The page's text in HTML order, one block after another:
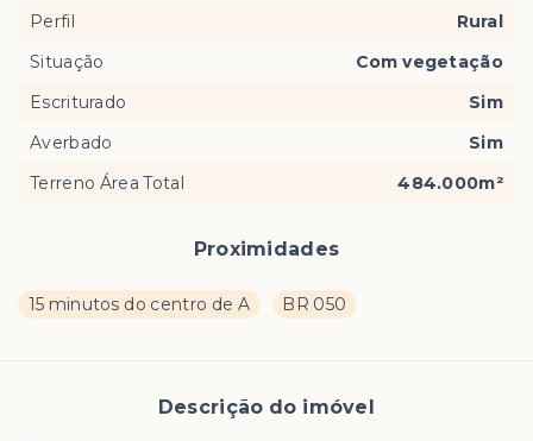
Proximidades
15 minutos do centro de A BR 050
Descrição do imóvel
Perfil
Rural
Situação
Com vegetação
Escriturado
Sim
Averbado
Sim
Terreno Área Total
484.000m²